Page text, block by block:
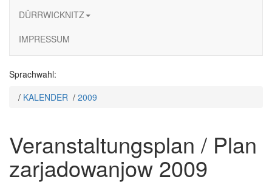
DÜRRWICKNITZ
IMPRESSUM
Sprachwahl:
/ KALENDER / 2009
Veranstaltungsplan / Plan
zarjadowanjow 2009